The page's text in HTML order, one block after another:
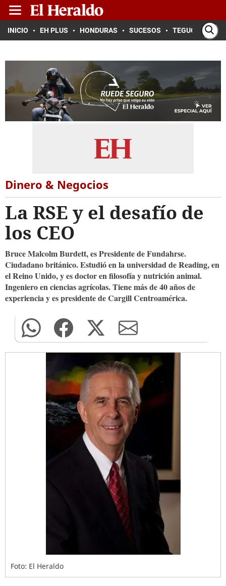
INICIO EH PLUS HONDURAS SUCESOS TEGUCIGALPA
Dinero & Negocios
La RSE y el desafío de
los CEO
Bruce Malcolm Burdett, es Presidente de Fundahrse.
Ciudadano británico. Estudió en la universidad de Reading, en
el Reino Unido, y es doctor en filosofía y nutrición animal.
Ingeniero en ciencias agrícolas. Tiene más de 40 años de
experiencia y es presidente de Cargill Centroamérica.
Foto: El Heraldo